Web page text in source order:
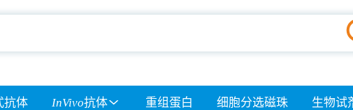
抗体 InVivo抗体 重组蛋白 细胞分选磁珠 生物试